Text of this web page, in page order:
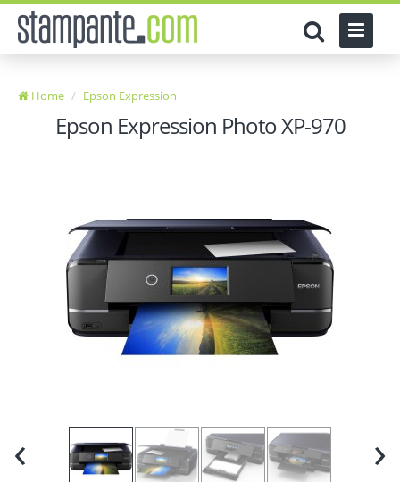
Home Epson Expression
Epson Expression Photo XP-970
‹ ›